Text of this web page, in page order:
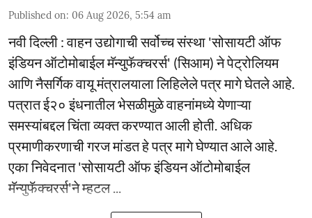
Published on: 06 Aug 2026, 5:54 am
नवी दिल्ली : वाहन उद्योगाची सर्वोच्च संस्था 'सोसायटी ऑफ
इंडियन ऑटोमोबाईल मॅन्युफॅक्चरर्स' (सिआम) ने पेट्रोलियम
आणि नैसर्गिक वायू मंत्रालयाला लिहिलेले पत्र मागे घेतले आहे.
पत्रात ई२० इंधनातील भेसळीमुळे वाहनांमध्ये येणाऱ्या
समस्यांबद्दल चिंता व्यक्त करण्यात आली होती. अधिक
प्रमाणीकरणाची गरज मांडत हे पत्र मागे घेण्यात आले आहे.
एका निवेदनात 'सोसायटी ऑफ इंडियन ऑटोमोबाईल
मॅन्युफॅक्चरर्स'ने म्हटल ...